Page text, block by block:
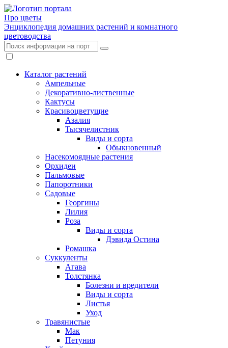
Про цветы
Энциклопедия домашних растений и комнатного
цветоводства
Каталог растений
Ампельные
Декоративно-лиственные
Кактусы
Красивоцветущие
Азалия
Тысячелистник
Виды и сорта
Обыкновенный
Насекомоядные растения
Орхидеи
Пальмовые
Папоротники
Садовые
Георгины
Лилия
Роза
Виды и сорта
Дэвида Остина
Ромашка
Суккуленты
Агава
Толстянка
Болезни и вредители
Виды и сорта
Листья
Уход
Травянистые
Мак
Петуния